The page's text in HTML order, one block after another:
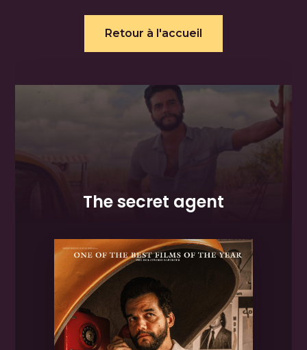
Retour à l'accueil
The secret agent